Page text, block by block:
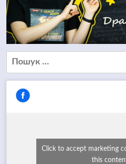
Пошук:
Click to accept marketing
this